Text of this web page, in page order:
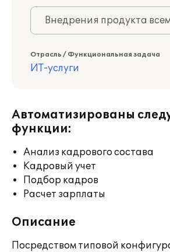
Внедрения продукта
Отрасль / Функциональная задача
ИТ-услуги
Автоматизированы
функции:
Анализ кадрового состава
Кадровый учет
Подбор кадров
Расчет зарплаты
Описание
Посредством типовой